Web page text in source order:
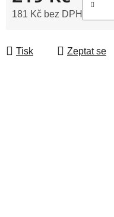
181 Kč bez DPH
Tisk Zeptat se